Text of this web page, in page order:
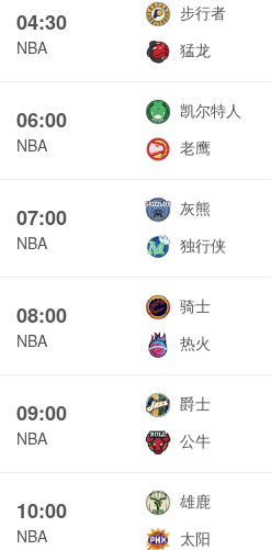
04:30
NBA
步行者
猛龙
06:00
NBA
凯尔特人
老鹰
07:00
NBA
灰熊
独行侠
08:00
NBA
骑士
热火
09:00
NBA
爵士
公牛
10:00
NBA
雄鹿
太阳